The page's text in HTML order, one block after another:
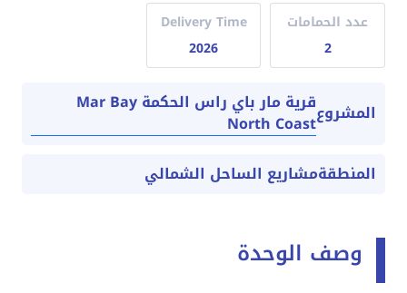
عدد الحمامات
2
Delivery Time
2026
المشروع قرية مار باي راس الحكمة Mar Bay
North Coast
المنطقةمشاريع الساحل الشمالي
وصف الوحدة